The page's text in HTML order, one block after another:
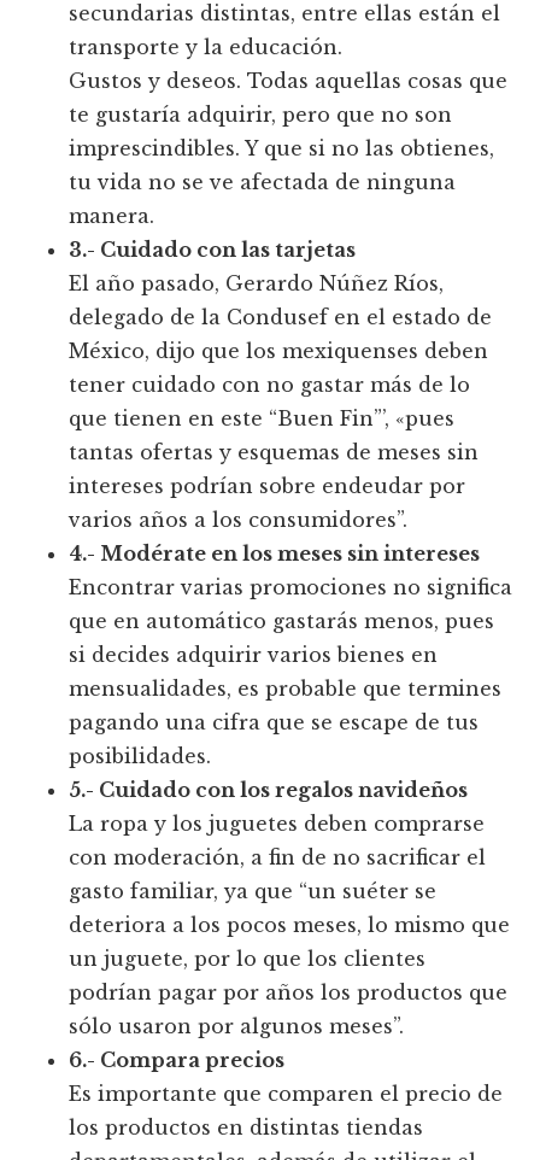
secundarias distintas, entre ellas están el
transporte y la educación.
Gustos y deseos. Todas aquellas cosas que
te gustaría adquirir, pero que no son
imprescindibles. Y que si no las obtienes,
tu vida no se ve afectada de ninguna
manera.
3.- Cuidado con las tarjetas
El año pasado, Gerardo Núñez Ríos,
delegado de la Condusef en el estado de
México, dijo que los mexiquenses deben
tener cuidado con no gastar más de lo
que tienen en este “Buen Fin”’, «pues
tantas ofertas y esquemas de meses sin
intereses podrían sobre endeudar por
varios años a los consumidores”.
4.- Modérate en los meses sin intereses
Encontrar varias promociones no significa
que en automático gastarás menos, pues
si decides adquirir varios bienes en
mensualidades, es probable que termines
pagando una cifra que se escape de tus
posibilidades.
5.- Cuidado con los regalos navideños
La ropa y los juguetes deben comprarse
con moderación, a fin de no sacrificar el
gasto familiar, ya que “un suéter se
deteriora a los pocos meses, lo mismo que
un juguete, por lo que los clientes
podrían pagar por años los productos que
sólo usaron por algunos meses”.
6.- Compara precios
Es importante que comparen el precio de
los productos en distintas tiendas